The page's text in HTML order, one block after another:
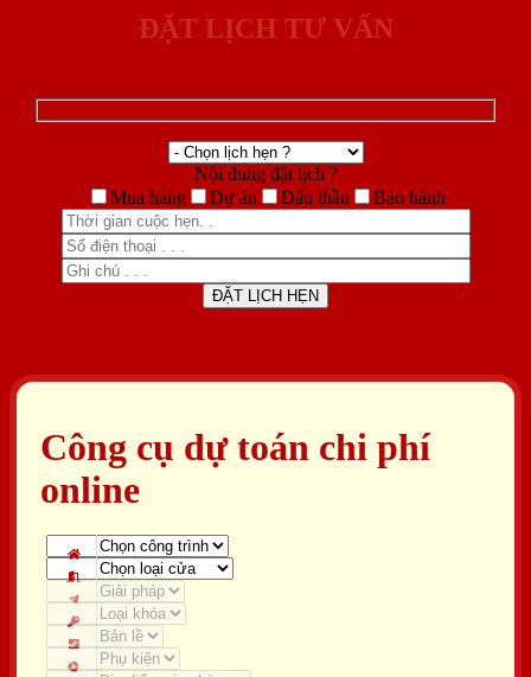
ĐẶT LỊCH TƯ VẤN
Nội dung đặt lịch ?
Mua hàng
Dự án Đấu thầu Bảo hành
Công cụ dự toán chi phí
online